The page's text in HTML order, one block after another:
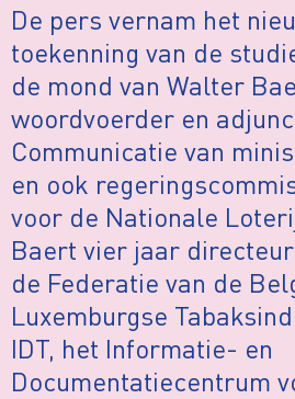
De pers vernam het
toekenning van de
de mond van Walter
woordvoerder en
Communicatie van
en ook
voor de Nationale
Baert vier jaar
de Federatie van de
Luxemburgse
IDT, het Informatie- en
Documentatiecentrum